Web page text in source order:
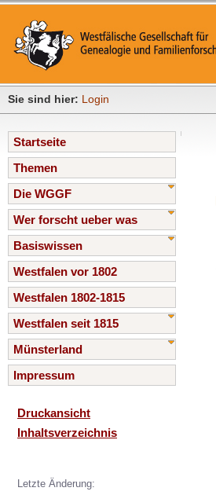
Sie sind hier: Login
Startseite
Themen
Die WGGF
Wer forscht ueber was
Basiswissen
Westfalen vor 1802
Westfalen 1802-1815
Westfalen seit 1815
Münsterland
Impressum
Druckansicht
Inhaltsverzeichnis
Letzte Änderung: